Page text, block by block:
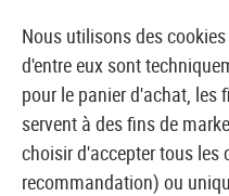
BOUTIQUE ET
Nous utilisons des
d'entre eux sont
pour le panier d'achat, les
servent à des fins de
choisir d'accepter tous les
recommandation) ou